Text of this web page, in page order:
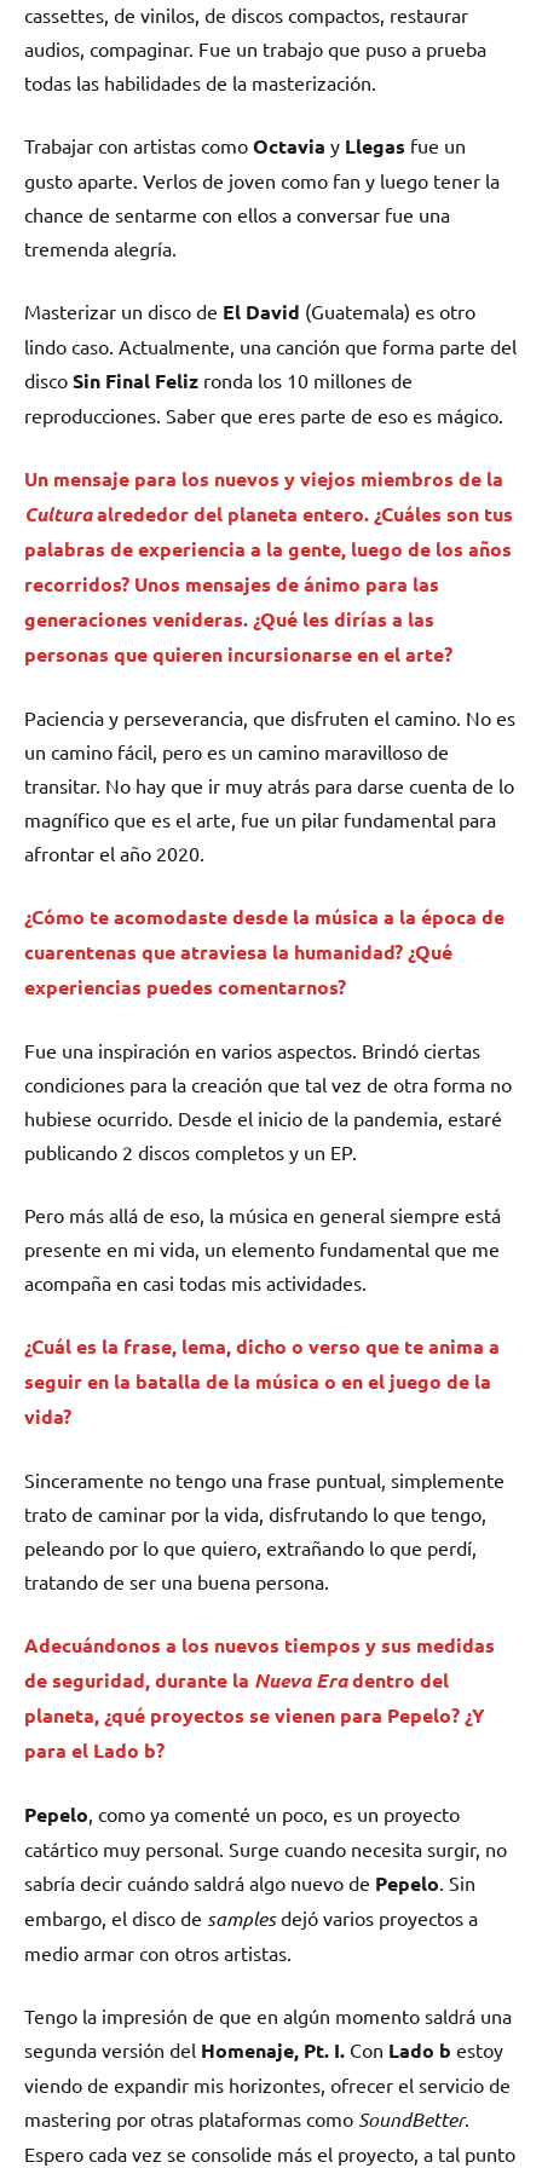
cassettes, de vinilos, de discos compactos, restaurar
audios, compaginar. Fue un trabajo que puso a prueba
todas las habilidades de la masterización.
Trabajar con artistas como Octavia y Llegas fue un
gusto aparte. Verlos de joven como fan y luego tener la
chance de sentarme con ellos a conversar fue una
tremenda alegría.
Masterizar un disco de El David (Guatemala) es otro
lindo caso. Actualmente, una canción que forma parte del
disco Sin Final Feliz ronda los 10 millones de
reproducciones. Saber que eres parte de eso es mágico.
Un mensaje para los nuevos y viejos miembros de la
Culturaalrededor del planeta entero. ¿Cuáles son tus
palabras de experiencia a la gente, luego de los años
recorridos? Unos mensajes de ánimo para las
generaciones venideras. ¿Qué les dirías a las
personas que quieren incursionarse en el arte?
Paciencia y perseverancia, que disfruten el camino. No es
un camino fácil, pero es un camino maravilloso de
transitar. No hay que ir muy atrás para darse cuenta de lo
magnífico que es el arte, fue un pilar fundamental para
afrontar el año 2020.
¿Cómo te acomodaste desde la música a la época de
cuarentenas que atraviesa la humanidad? ¿Qué
experiencias puedes comentarnos?
Fue una inspiración en varios aspectos. Brindó ciertas
condiciones para la creación que tal vez de otra forma no
hubiese ocurrido. Desde el inicio de la pandemia, estaré
publicando 2 discos completos y un EP.
Pero más allá de eso, la música en general siempre está
presente en mi vida, un elemento fundamental que me
acompaña en casi todas mis actividades.
¿Cuál es la frase, lema, dicho o verso que te anima a
seguir en la batalla de la música o en el juego de la
vida?
Sinceramente no tengo una frase puntual, simplemente
trato de caminar por la vida, disfrutando lo que tengo,
peleando por lo que quiero, extrañando lo que perdí,
tratando de ser una buena persona.
Adecuándonos a los nuevos tiempos y sus medidas
de seguridad, durante la Nueva Eradentro del
planeta, ¿qué proyectos se vienen para Pepelo? ¿Y
para el Lado b?
Pepelo , como ya comenté un poco, es un proyecto
catártico muy personal. Surge cuando necesita surgir, no
sabría decir cuándo saldrá algo nuevo de Pepelo . Sin
embargo, el disco de samplesdejó varios proyectos a
medio armar con otros artistas.
Tengo la impresión de que en algún momento saldrá una
segunda versión del Homenaje, Pt. I. Con Lado b estoy
viendo de expandir mis horizontes, ofrecer el servicio de
mastering por otras plataformas como SoundBetter.
Espero cada vez se consolide más el proyecto, a tal punto